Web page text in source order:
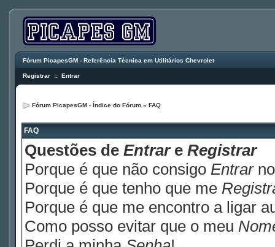
Fórum PicapesGM - Referência Técnica em Utilitários Chevrolet
Registrar :: Entrar
Fórum PicapesGM - Índice do Fórum » FAQ
FAQ
Questões de Entrare Registrar
Porque é que não consigo Entrar
Porque é que tenho que me
Porque é que me encontro a ligar
Como posso evitar que o meu